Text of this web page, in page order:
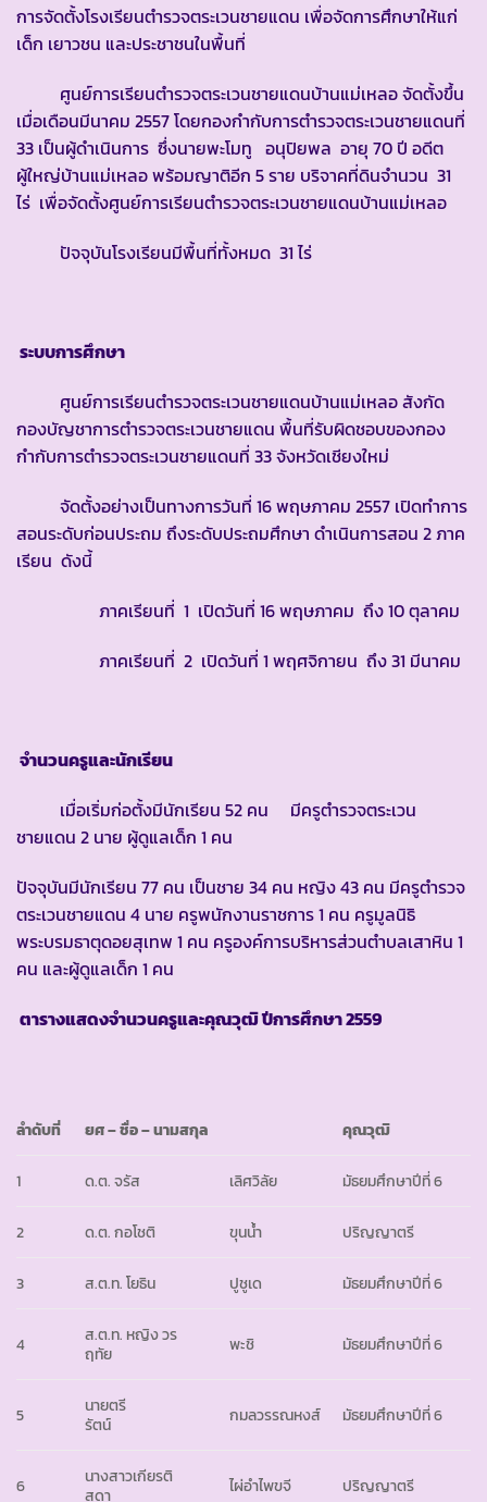
การจัดตั้งโรงเรียนตำรวจตระเวนชายแดน เพื่อจัดการศึกษาให้แก่
เด็ก เยาวชน และประชาชนในพื้นที่
ศูนย์การเรียนตำรวจตระเวนชายแดนบ้านแม่เหลอ จัดตั้งขึ้น
เมื่อเดือนมีนาคม 2557 โดยกองกำกับการตำรวจตระเวนชายแดนที่
33 เป็นผู้ดำเนินการ ซึ่งนายพะโมทู อนุปิยพล อายุ 70 ปี อดีต
ผู้ใหญ่บ้านแม่เหลอ พร้อมญาติอีก 5 ราย บริจาคที่ดินจำนวน 31
ไร่ เพื่อจัดตั้งศูนย์การเรียนตำรวจตระเวนชายแดนบ้านแม่เหลอ
ปัจจุบันโรงเรียนมีพื้นที่ทั้งหมด 31 ไร่
ระบบการศึกษา
ศูนย์การเรียนตำรวจตระเวนชายแดนบ้านแม่เหลอ สังกัด
กองบัญชาการตำรวจตระเวนชายแดน พื้นที่รับผิดชอบของกอง
กำกับการตำรวจตระเวนชายแดนที่ 33 จังหวัดเชียงใหม่
จัดตั้งอย่างเป็นทางการวันที่ 16 พฤษภาคม 2557 เปิดทำการ
สอนระดับก่อนประถม ถึงระดับประถมศึกษา ดำเนินการสอน 2 ภาค
เรียน ดังนี้
ภาคเรียนที่ 1 เปิดวันที่ 16 พฤษภาคม ถึง 10 ตุลาคม
ภาคเรียนที่ 2 เปิดวันที่ 1 พฤศจิกายน ถึง 31 มีนาคม
จำนวนครูและนักเรียน
เมื่อเริ่มก่อตั้งมีนักเรียน 52 คน มีครูตำรวจตระเวน
ชายแดน 2 นาย ผู้ดูแลเด็ก 1 คน
ปัจจุบันมีนักเรียน 77 คน เป็นชาย 34 คน หญิง 43 คน มีครูตำรวจ
ตระเวนชายแดน 4 นาย ครูพนักงานราชการ 1 คน ครูมูลนิธิ
พระบรมธาตุดอยสุเทพ 1 คน ครูองค์การบริหารส่วนตำบลเสาหิน 1
คน และผู้ดูแลเด็ก 1 คน
ตารางแสดงจำนวนครูและคุณวุฒิ ปีการศึกษา2559
ลำดับที่ ยศ– ชื่อ – นามสกุล คุณวุฒิ
1 ด.ต. จรัส เลิศวิลัย มัธยมศึกษาปีที่ 6
2 ด.ต. กอโชติ ขุนน้ำ ปริญญาตรี
3 ส.ต.ท. โยธิน ปูชูเด มัธยมศึกษาปีที่ 6
4
ส.ต.ท. หญิง วร
ฤทัย
พะชิ มัธยมศึกษาปีที่ 6
5
นายตรี
รัตน์
กมลวรรณหงส์ มัธยมศึกษาปีที่ 6
6
นางสาวเกียรติ
สุดา
ไผ่อำไพขจี ปริญญาตรี